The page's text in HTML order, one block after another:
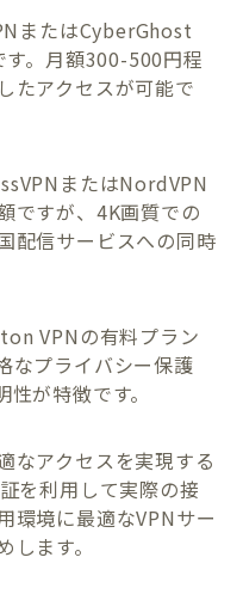
またはCyberGhost
。月額300-500円程
たアクセスが可能で
またはNordVPN
ですが、4K画質での
配信サービスへの同時
VPNの有料プラン
なプライバシー保護
が特徴です。
なアクセスを実現する
を利用して実際の接
環境に最適なVPNサー
ます。